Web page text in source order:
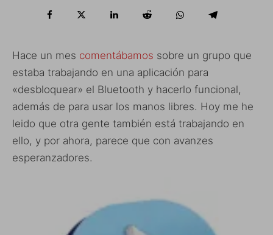
Hace un mes comentábamos sobre un grupo que
estaba trabajando en una aplicación para
«desbloquear» el Bluetooth y hacerlo funcional,
además de para usar los manos libres. Hoy me he
leido que otra gente también está trabajando en
ello, y por ahora, parece que con avanzes
esperanzadores.